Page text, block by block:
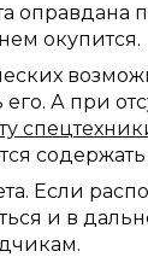
оправдана
окупится.
его. А при
Если
и в